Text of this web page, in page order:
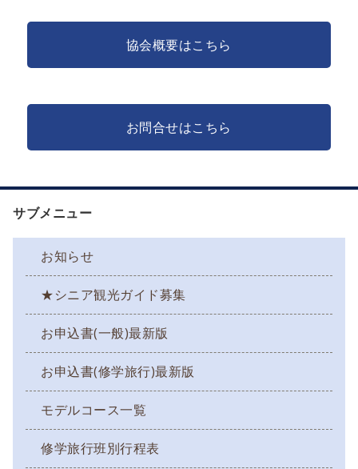
協会概要はこちら
お問合せはこちら
サブメニュー
お知らせ
★シニア観光ガイド募集
お申込書(一般)最新版
お申込書(修学旅行)最新版
モデルコース一覧
修学旅行班別行程表